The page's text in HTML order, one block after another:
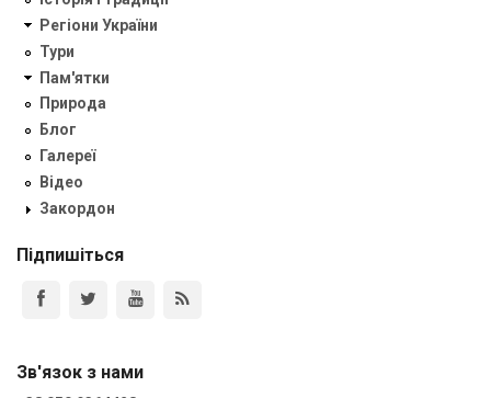
Регіони України
Тури
Пам'ятки
Природа
Блог
Галереї
Відео
Закордон
Підпишіться
Зв'язок з нами